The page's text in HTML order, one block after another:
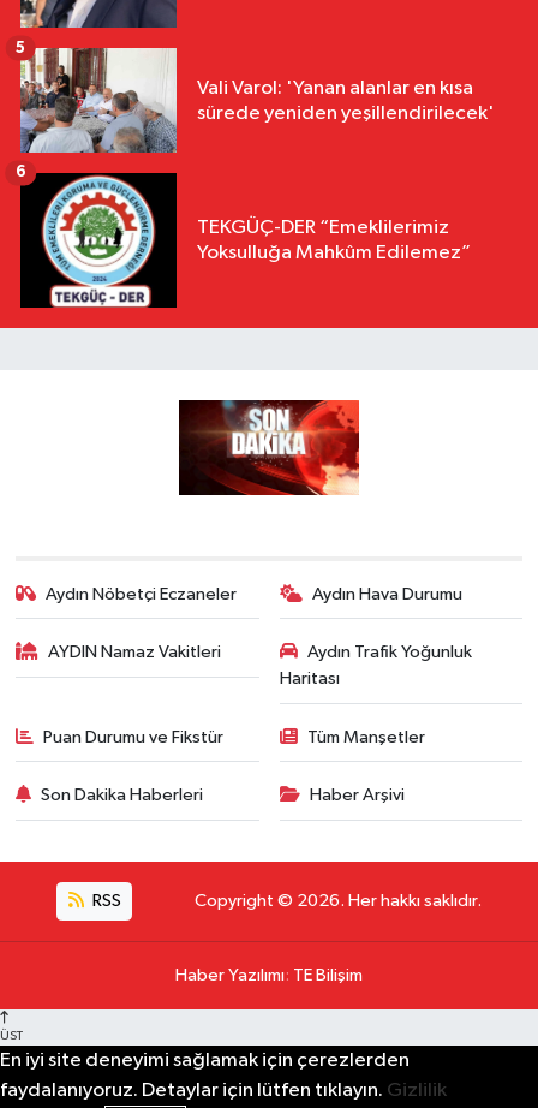
Vali Varol: 'Yanan alanlar en kısa
sürede yeniden yeşillendirilecek'
5
TEKGÜÇ-DER “Emeklilerimiz
Yoksulluğa Mahkûm Edilemez”
6
Aydın Nöbetçi Eczaneler Aydın Hava Durumu
AYDIN Namaz Vakitleri
Aydın Trafik Yoğunluk
Haritası
Puan Durumu ve Fikstür Tüm Manşetler
Son Dakika Haberleri Haber Arşivi
RSS Copyright © 2026. Her hakkı saklıdır.
Haber Yazılımı: TE Bilişim
ÜST
En iyi site deneyimi sağlamak için çerezlerden
faydalanıyoruz. Detaylar için lütfen tıklayın. Gizlilik